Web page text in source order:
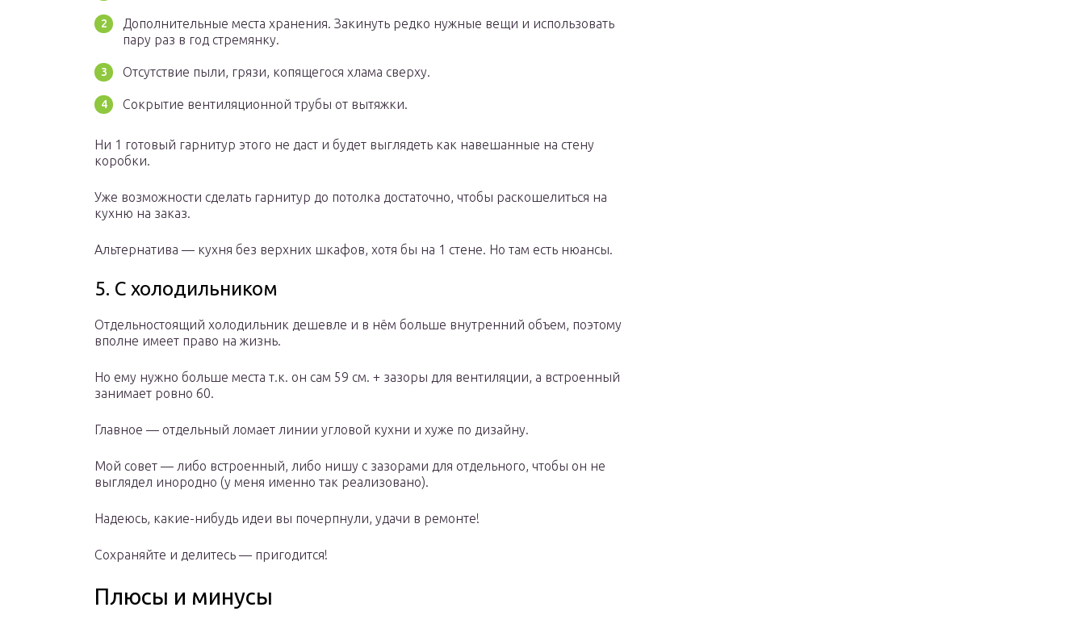
Дополнительные места хранения. Закинуть редко нужные вещи и использовать
пару раз в год стремянку.
Отсутствие пыли, грязи, копящегося хлама сверху.
Сокрытие вентиляционной трубы от вытяжки.
Ни 1 готовый гарнитур этого не даст и будет выглядеть как навешанные на стену
коробки.
Уже возможности сделать гарнитур до потолка достаточно, чтобы раскошелиться на
кухню на заказ.
Альтернатива — кухня без верхних шкафов, хотя бы на 1 стене. Но там есть нюансы.
5. С холодильником
Отдельностоящий холодильник дешевле и в нём больше внутренний объем, поэтому
вполне имеет право на жизнь.
Но ему нужно больше места т.к. он сам 59 см. + зазоры для вентиляции, а встроенный
занимает ровно 60.
Главное — отдельный ломает линии угловой кухни и хуже по дизайну.
Мой совет — либо встроенный, либо нишу с зазорами для отдельного, чтобы он не
выглядел инородно (у меня именно так реализовано).
Надеюсь, какие-нибудь идеи вы почерпнули, удачи в ремонте!
Сохраняйте и делитесь — пригодится!
Плюсы и минусы